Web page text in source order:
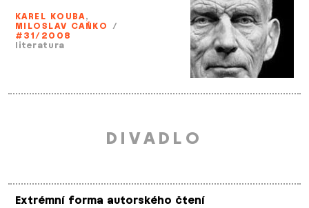
KAREL KOUBA,
MILOSLAV CAŇKO /
#31/2008
literatura
DIVADLO
Extrémní forma autorského čtení